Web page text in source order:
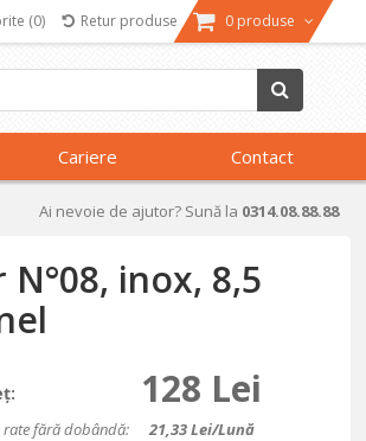
(0) Retur produse 0 produse
Cariere Contact
Ai nevoie de ajutor? Sună la 0314.08.88.88
inox, 8,5
128 Lei
rate fără dobândă: 21,33Lei/lună